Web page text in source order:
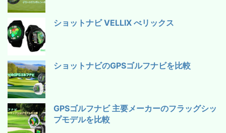
ショットナビ VELLIX べリックス
ショットナビのGPSゴルフナビを比較
GPSゴルフナビ 主要メーカーのフラッグシッ
プモデルを比較